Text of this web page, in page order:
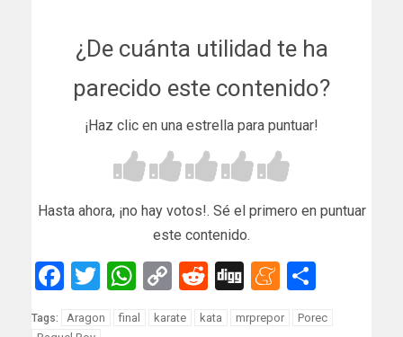
¿De cuánta utilidad te ha
parecido este contenido?
¡Haz clic en una estrella para puntuar!
Hasta ahora, ¡no hay votos!. Sé el primero en puntuar
este contenido.
Facebook
Twitter
WhatsApp
Copy
Link
Reddit
Digg
Tags: Aragon final karate kata mrprepor
Porec